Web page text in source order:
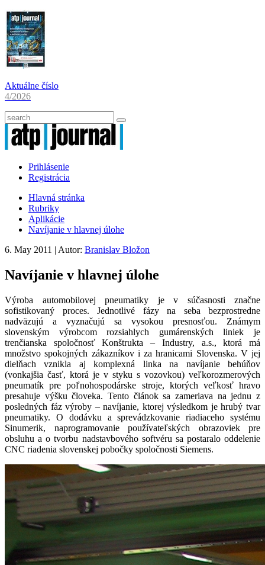
Aktuálne číslo
4/2026
Prihlásenie
Registrácia
Hlavná stránka
Rubriky
Aplikácie
Navíjanie v hlavnej úlohe
6. May 2011 | Autor: Branislav Bložon
Navíjanie v hlavnej úlohe
Výroba automobilovej pneumatiky je v súčasnosti značne
sofistikovaný proces. Jednotlivé fázy na seba bezprostredne
nadväzujú a vyznačujú sa vysokou presnosťou. Známym
slovenským výrobcom rozsiahlych gumárenských liniek je
trenčianska spoločnosť Konštrukta – Industry, a.s., ktorá má
množstvo spokojných zákazníkov i za hranicami Slovenska. V jej
dielňach vznikla aj komplexná linka na navíjanie behúňov
(vonkajšia časť, ktorá je v styku s vozovkou) veľkorozmerových
pneumatík pre poľnohospodárske stroje, ktorých veľkosť hravo
presahuje výšku človeka. Tento článok sa zameriava na jednu z
posledných fáz výroby – navíjanie, ktorej výsledkom je hrubý tvar
pneumatiky. O dodávku a sprevádzkovanie riadiaceho systému
Sinumerik, naprogramovanie používateľských obrazoviek pre
obsluhu a o tvorbu nadstavbového softvéru sa postaralo oddelenie
CNC riadenia slovenskej pobočky spoločnosti Siemens.